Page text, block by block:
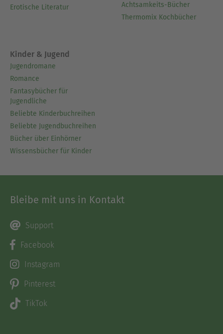
Erotische Literatur
Achtsamkeits-Bücher
Thermomix Kochbücher
Kinder & Jugend
Jugendromane
Romance
Fantasybücher für
Jugendliche
Beliebte Kinderbuchreihen
Beliebte Jugendbuchreihen
Bücher über Einhörner
Wissensbücher für Kinder
Bleibe mit uns in Kontakt
Support
Facebook
Instagram
Pinterest
TikTok